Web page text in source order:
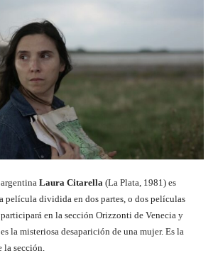
Laura Citarella (La Plata, 1981) es
película dividida en dos partes, o dos películas
participará en la sección Orizzonti de Venecia y
la misteriosa desaparición de una mujer. Es la
sección.